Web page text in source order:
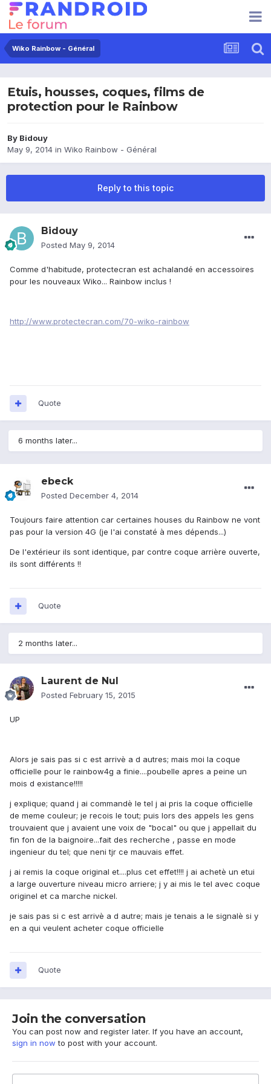
Wiko Rainbow - Général
Etuis, housses, coques, films de
protection pour le Rainbow
By Bidouy
May 9, 2014 in Wiko Rainbow - Général
Reply to this topic
Bidouy
Posted May 9, 2014
Comme d'habitude, protectecran est achalandé en accessoires
pour les nouveaux Wiko... Rainbow inclus !
http://www.protectecran.com/70-wiko-rainbow
Quote
6 months later...
ebeck
Posted December 4, 2014
Toujours faire attention car certaines houses du Rainbow ne vont
pas pour la version 4G (je l'ai constaté à mes dépends...)
De l'extérieur ils sont identique, par contre coque arrière ouverte,
ils sont différents !!
Quote
2 months later...
Laurent de Nul
Posted February 15, 2015
UP
Alors je sais pas si c est arrivè a d autres; mais moi la coque
officielle pour le rainbow4g a finie....poubelle apres a peine un
mois d existance!!!!!
j explique; quand j ai commandè le tel j ai pris la coque officielle
de meme couleur; je recois le tout; puis lors des appels les gens
trouvaient que j avaient une voix de "bocal" ou que j appellait du
fin fon de la baignoire...fait des recherche , passe en mode
ingenieur du tel; que neni tjr ce mauvais effet.
j ai remis la coque original et....plus cet effet!!!! j ai achetè un etui
a large ouverture niveau micro arriere; j y ai mis le tel avec coque
originel et ca marche nickel.
je sais pas si c est arrivè a d autre; mais je tenais a le signalè si y
en a qui veulent acheter coque officielle
Quote
Join the conversation
You can post now and register later. If you have an account,
sign in now to post with your account.